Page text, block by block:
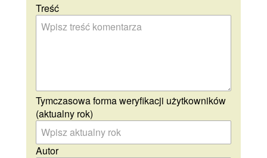
Treść
Tymczasowa forma weryfikacji użytkowników
(aktualny rok)
Autor